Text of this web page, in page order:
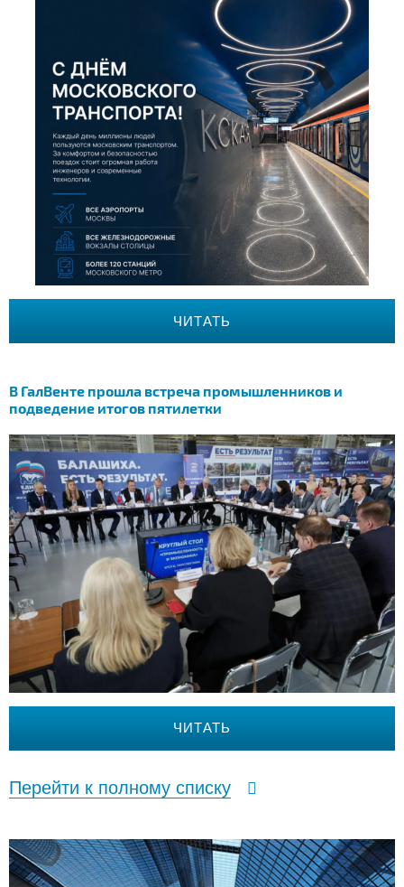
ЧИТАТЬ
В ГалВенте прошла встреча промышленников и
подведение итогов пятилетки
ЧИТАТЬ
Перейти к полному списку